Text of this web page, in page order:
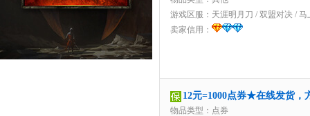
游戏区服： 天涯明月刀 / 双盟对决 / 马
卖家信用：
12元=1000点券★在线发货
物品类型：点券